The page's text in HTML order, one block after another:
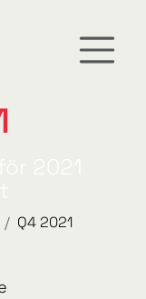
Q4 2021